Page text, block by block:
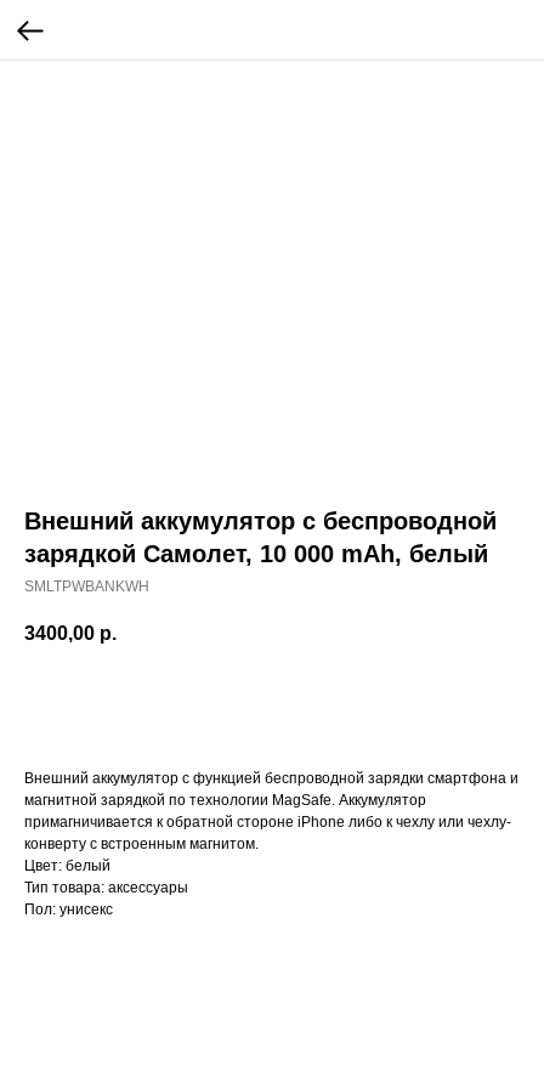
Внешний аккумулятор с беспроводной
зарядкой Самолет, 10 000 mAh, белый
SMLTPWBANKWH
3400,00 р.
Внешний аккумулятор c функцией беспроводной зарядки смартфона и
магнитной зарядкой по технологии MagSafe. Аккумулятор
примагничивается к обратной стороне iPhone либо к чехлу или чехлу-
конверту с встроенным магнитом.
Цвет: белый
Тип товара: аксессуары
Пол: унисекс